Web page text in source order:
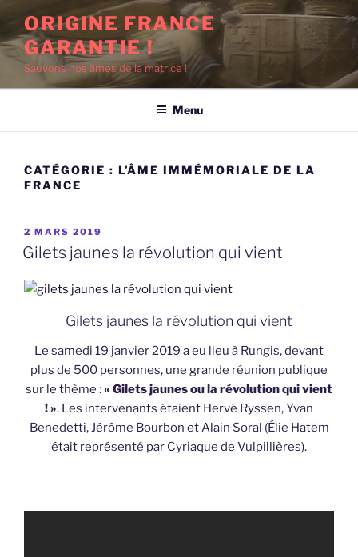
contenu
principal
ORIGINE FRANCE
GARANTIE !
Sauvons nos âmes de la matrice !
Menu
CATÉGORIE : L’ÂME IMMÉMORIALE DE LA
FRANCE
PUBLIÉ
LE
2 MARS 2019
Gilets jaunes la révolution qui vient
Gilets jaunes la révolution qui vient
Le samedi 19 janvier 2019 a eu lieu à Rungis, devant
plus de 500 personnes, une grande réunion publique
sur le thème :« Gilets jaunes ou la révolution qui vient
! ». Les intervenants étaient Hervé Ryssen, Yvan
Benedetti, Jérôme Bourbon et Alain Soral (Élie Hatem
était représenté par Cyriaque de Vulpillières).